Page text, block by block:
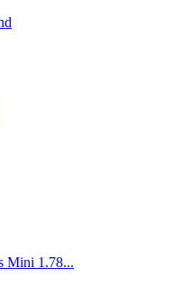
Mini 1.78...